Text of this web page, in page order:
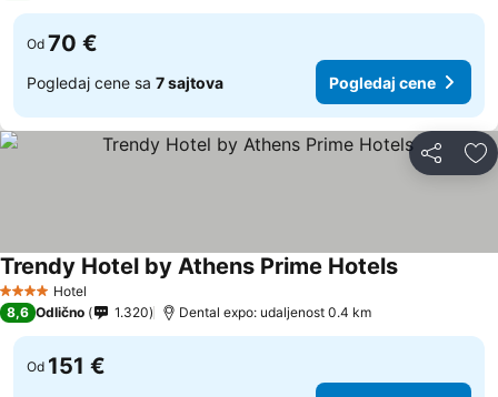
Od 70 €
Pogledaj cene sa 7 sajtova Pogledaj cene
Deli
4 ZvezdiceHotel
Trendy Hotel by Athens Prime Hotels
8,6 Odlično 1.320 Dental expo: udaljenost 0.4 km
Od 151 €